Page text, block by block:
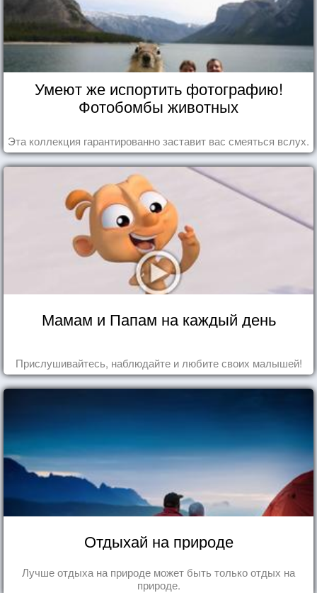
Умеют же испортить фотографию!
Фотобомбы животных
Эта коллекция гарантированно заставит вас смеяться вслух.
Мамам и Папам на каждый день
Прислушивайтесь, наблюдайте и любите своих малышей!
Отдыхай на природе
Лучше отдыха на природе может быть только отдых на
природе.